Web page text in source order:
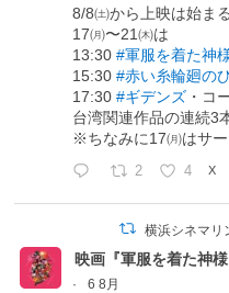
8/8㈯から上映は始ま
17㈪〜21㈭は
13:30#軍服を着た神
15:30#赤い糸輪廻の
17:30#ギデンズ ・コ
台湾関連作品の連続3
※ちなみに17㈪はサ
2 4 X
横浜シネマリ
映画『軍服を着た神
·
6 8月